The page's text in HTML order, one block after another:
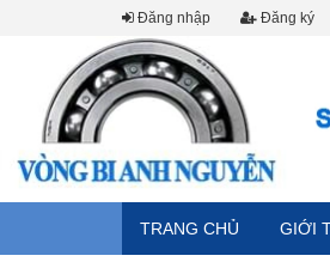
Đăng nhập Đăng ký
TRANG CHỦ GIỚI